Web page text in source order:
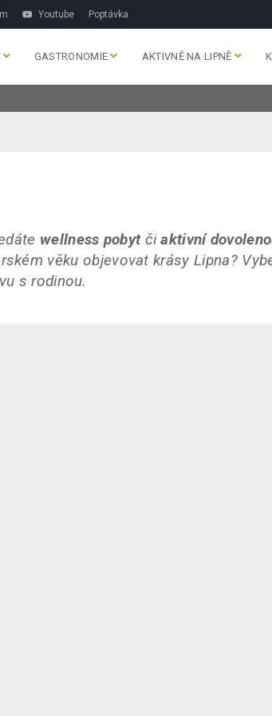
Youtube Poptávka
GASTRONOMIE AKTIVNĚ NA LIPNĚ
wellness pobytčiaktivní
věku objevovat krásy Lipna?
s rodinou.